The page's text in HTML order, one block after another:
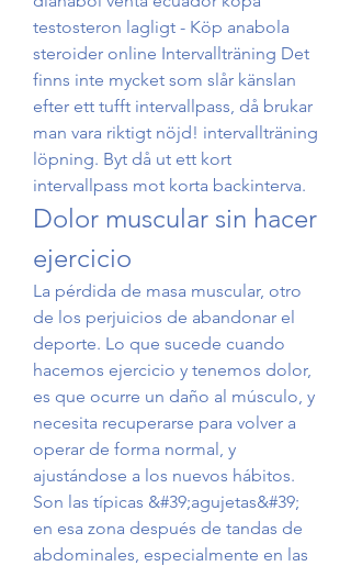
testosteron lagligt - Köp anabola
steroider online Intervallträning Det
finns inte mycket som slår känslan
efter ett tufft intervallpass, då brukar
man vara riktigt nöjd! intervallträning
löpning. Byt då ut ett kort
intervallpass mot korta backinterva.
Dolor muscular sin hacer
ejercicio
La pérdida de masa muscular, otro
de los perjuicios de abandonar el
deporte. Lo que sucede cuando
hacemos ejercicio y tenemos dolor,
es que ocurre un daño al músculo, y
necesita recuperarse para volver a
operar de forma normal, y
ajustándose a los nuevos hábitos.
Son las típicas &#39;agujetas&#39;
en esa zona después de tandas de
abdominales, especialmente en las